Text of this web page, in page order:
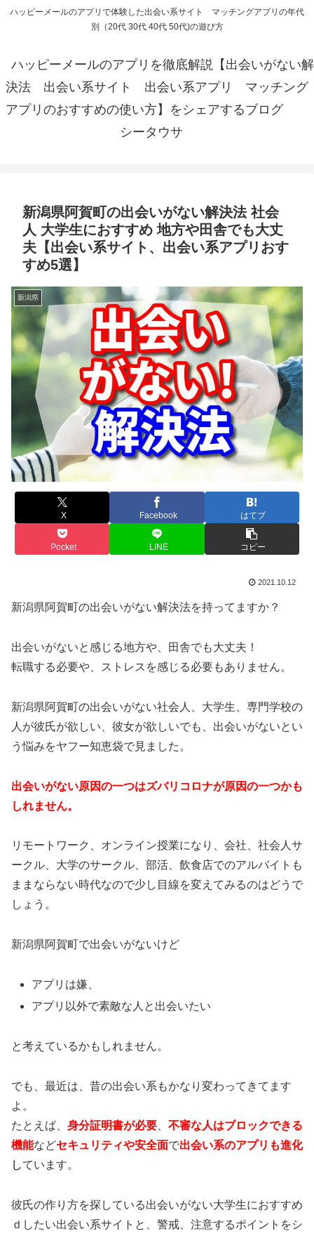
ハッピーメールのアプリで体験した出会い系サイト マッチングアプリの年代
別（20代 30代 40代 50代)の遊び方
ハッピーメールのアプリを徹底解説【出会いがない解
決法 出会い系サイト 出会い系アプリ マッチング
アプリのおすすめの使い方】をシェアするブログ
シータウサ
新潟県阿賀町の出会いがない解決法 社会
人 大学生におすすめ 地方や田舎でも大丈
夫【出会い系サイト、出会い系アプリおす
すめ5選】
新潟県
X Facebook はてブ
Pocket LINE コピー
2021.10.12
新潟県阿賀町の出会いがない解決法を持ってますか？
出会いがないと感じる地方や、田舎でも大丈夫！
転職する必要や、ストレスを感じる必要もありません。
新潟県阿賀町の出会いがない社会人、大学生、専門学校の
人が彼氏が欲しい、彼女が欲しいでも、出会いがないとい
う悩みをヤフー知恵袋で見ました。
出会いがない原因の一つはズバリコロナが原因の一つかも
しれません。
リモートワーク、オンライン授業になり、会社、社会人サ
ークル、大学のサークル、部活、飲食店でのアルバイトも
ままならない時代なので少し目線を変えてみるのはどうで
しょう。
新潟県阿賀町で出会いがないけど
アプリは嫌、
アプリ以外で素敵な人と出会いたい
と考えているかもしれません。
でも、最近は、昔の出会い系もかなり変わってきてます
よ。
たとえば、 身分証明書が必要
不審な人はブロックできる
機能などセキュリティや安全面で出会い系のアプリも進化
しています。
彼氏の作り方を探している出会いがない大学生におすすめ
ｄしたい出会い系サイトと、警戒、注意するポイントをシ